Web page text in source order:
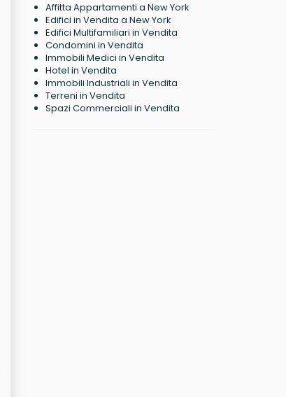
Affitta Appartamenti a New York
Edifici in Vendita a New York
Edifici Multifamiliari in Vendita
Condomini in Vendita
Immobili Medici in Vendita
Hotel in Vendita
Immobili Industriali in Vendita
Terreni in Vendita
Spazi Commerciali in Vendita